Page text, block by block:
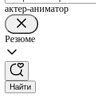
актер-аниматор
Резюме
Найти